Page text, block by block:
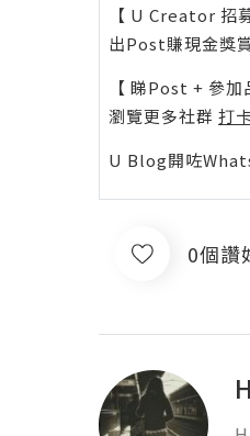
【 U Creator 招募
出Post賺現金獎
【 睇Post + 參加
瀏覽更多社群 打
U Blog開咗
0個讚